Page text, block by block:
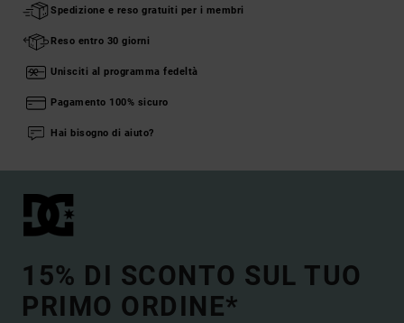
Spedizione e reso gratuiti per i membri
Reso entro 30 giorni
Unisciti al programma fedeltà
Pagamento 100% sicuro
Hai bisogno di aiuto?
15% DI SCONTO SUL TUO
PRIMO ORDINE*